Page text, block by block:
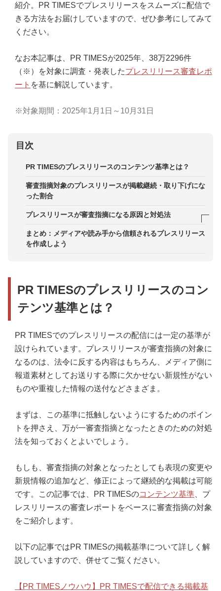
紹介。PR TIMESでプレスリリースをスムーズに配信で
きる方法をお届けしていますので、ぜひ参考にしてみて
ください。
なお本記事は、PR TIMESが2025年、38万2296件
（※）を対象に調査・発表したプレスリリース審査レポ
ート を基に解説しています。
※対象期間：2025年1月1日～10月31日
目次
PR TIMESのプレスリリースのコンテンツ基準とは？
審査指摘対象のプレスリリースが掲載継続・取り下げにな
った割合
プレスリリースが審査指摘になる原因と対処法
原因1．最上級表現の根拠が不足している
原因4．メディア掲載情報を告知している
原因5．調査リリースの概要や調査情報が不足して
原因6．第三者の権利侵害のおそれがある
原因7．記載内容に法令抵触のおそれがある
原因8．対談・インタビューやコラム形式になって
いる
まとめ：メディアや読み手から信頼されるプレスリリース
を作成しよう
PR TIMESのプレスリリースのコン
テンツ基準とは？
PR TIMESでのプレスリリースの配信には一定の基準が
設けられています。プレスリリースが審査指摘の対象に
なるのは、法令に反する内容はもちろん、メディア側に
報道素材としてお送りする際に欠かせない新規性がない
ものや重複した情報の送付などさまざま。
まずは、この基準に抵触しないようにするためのポイン
トを押さえ、万が一審査指摘となったときのための対処
法を知っておくとよいでしょう。
もしも、審査指摘の対象となったとしても表現の変更や
新規情報の追加など、修正によって継続的な掲載は可能
です。この記事では、PR TIMESのコンテンツ基準 、プ
レスリリースの審査レポートをベースに審査指摘の対象
をご紹介します。
以下の記事ではPR TIMESの掲載基準について詳しく解
説していますので、併せてご覧ください。
【PR TIMESノウハウ】PR TIMESで配信できる掲載基